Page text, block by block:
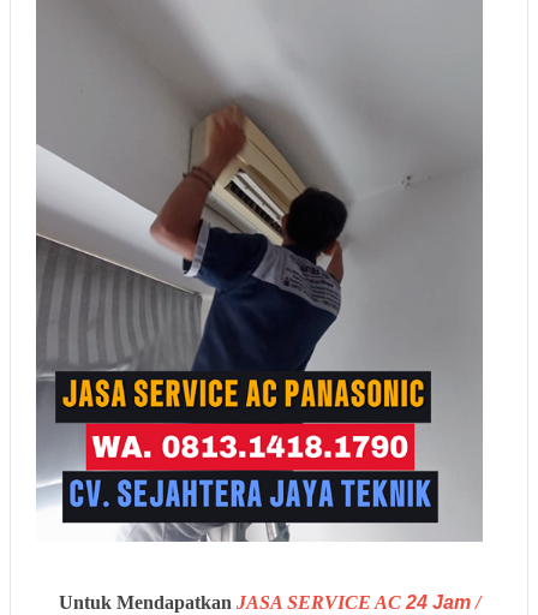
Untuk Mendapatkan JASA SERVICE AC 24 Jam/